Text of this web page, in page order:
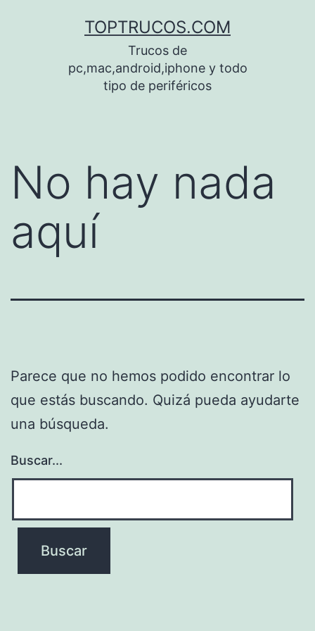
TOPTRUCOS.COM
Trucos de
pc,mac,android,iphone y todo
tipo de periféricos
No hay nada
aquí
Parece que no hemos podido encontrar lo
que estás buscando. Quizá pueda ayudarte
una búsqueda.
Buscar...